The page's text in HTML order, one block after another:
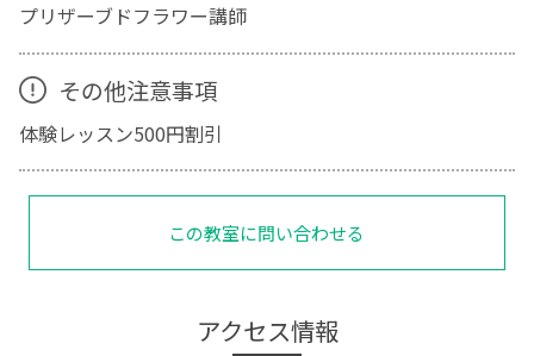
プリザーブドフラワー講師
その他注意事項
体験レッスン500円割引
この教室に問い合わせる
アクセス情報